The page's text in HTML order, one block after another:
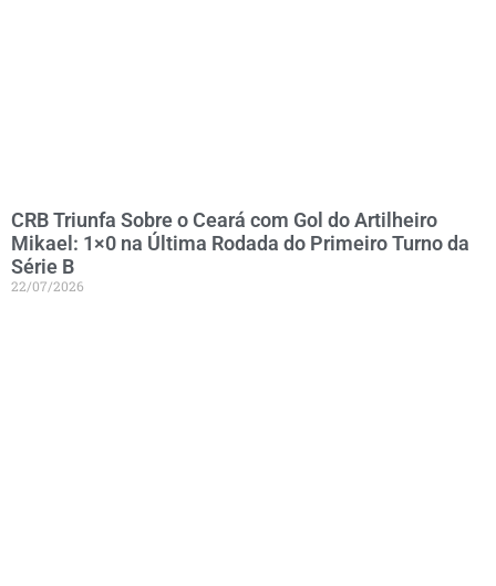
CRB Triunfa Sobre o Ceará com Gol do Artilheiro
Mikael: 1×0 na Última Rodada do Primeiro Turno da
Série B
22/07/2026